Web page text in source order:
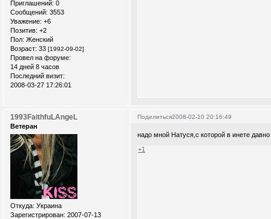
Приглашений: 0
Сообщений: 3553
Уважение: +6
Позитив: +2
Пол: Женский
Возраст: 33 [1992-09-02]
Провел на форуме:
14 дней 8 часов
Последний визит:
2008-03-27 17:26:01
Поделиться2008-02-10 20:16:49
1993FaithfuLAngeL
Ветеран
Откуда: Украина
Зарегистрирован: 2007-07-13
надо мной Натуся,с которой в инете
+1